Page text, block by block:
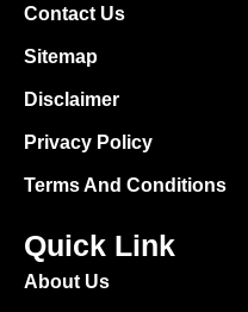
Contact Us
Sitemap
Disclaimer
Privacy Policy
Terms And Conditions
Quick Link
About Us